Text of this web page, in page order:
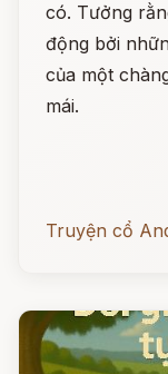
có. Tưởng
động bởi
của một
mái.
Truyện cổ